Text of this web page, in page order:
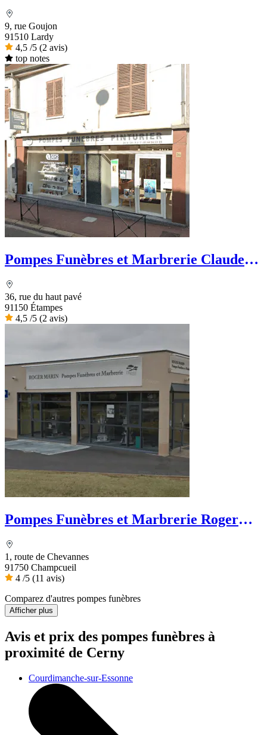
9, rue Goujon
91510 Lardy
4,5 /5 (2 avis)
top notes
Pompes Funèbres et Marbrerie Claude
36, rue du haut pavé
91150 Étampes
4,5 /5 (2 avis)
Pompes Funèbres et Marbrerie Roger
1, route de Chevannes
91750 Champcueil
4 /5 (11 avis)
Comparez d'autres pompes funèbres
Afficher plus
Avis et prix des pompes funèbres à
proximité de Cerny
Courdimanche-sur-Essonne